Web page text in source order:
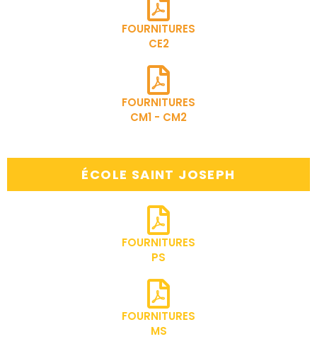
FOURNITURES
CE2
FOURNITURES
CM1 - CM2
ÉCOLE SAINT JOSEPH
FOURNITURES
PS
FOURNITURES
MS